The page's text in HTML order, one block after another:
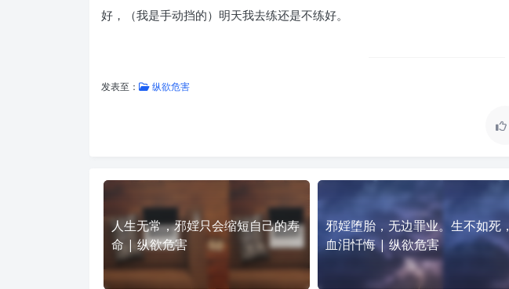
好，（我是手动挡的）明天我去练还是不练好。
发表至： 纵欲危害
人生无常，邪婬只会缩短自己的寿
命 | 纵欲危害
邪婬堕胎，无边罪业。生不如死，
血泪忏悔 | 纵欲危害